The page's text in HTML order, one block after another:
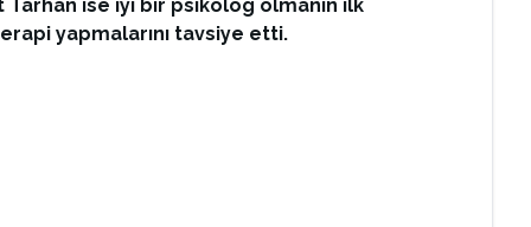
Tarhan ise iyi bir psikolog olmanın ilk
yapmalarını tavsiye etti.